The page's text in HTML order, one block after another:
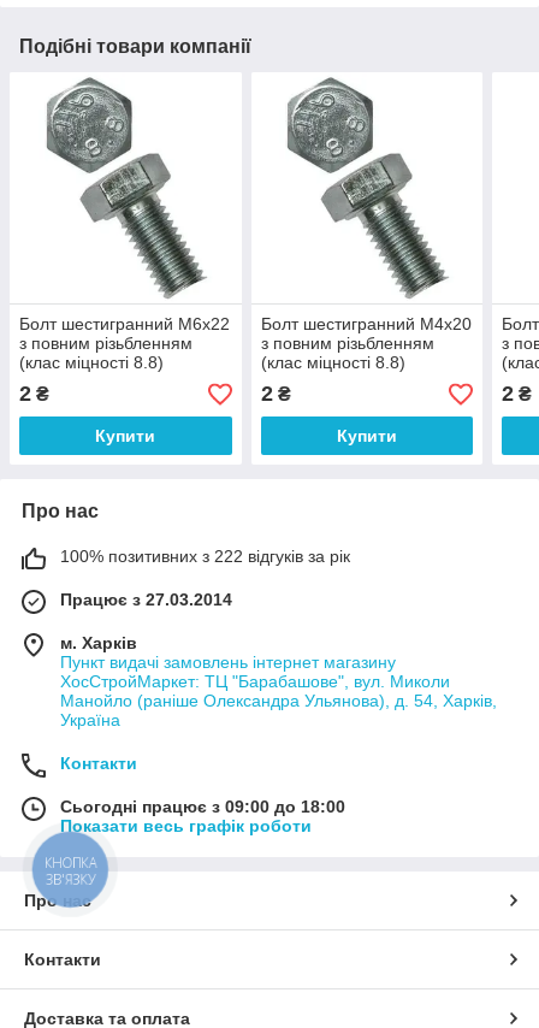
Подібні товари компанії
Болт шестигранний М6х22
з повним різьбленням
(клас міцності 8.8)
2 ₴
Купити
Болт шестигранний М4х20
з повним різьбленням
(клас міцності 8.8)
2₴
Купити
з
2 ₴
Про нас
100% позитивних з 222 відгуків за рік
Працює з 27.03.2014
м. Харків
Пункт видачі замовлень інтернет магазину
ХосСтройМаркет: ТЦ "Барабашове", вул. Миколи
Манойло (раніше Олександра Ульянова), д. 54, Харків,
Україна
Контакти
Сьогодні працює з 09:00 до 18:00
Показати весь графік роботи
Про нас
Контакти
Доставка та оплата
КНОПКА
ЗВ'ЯЗКУ